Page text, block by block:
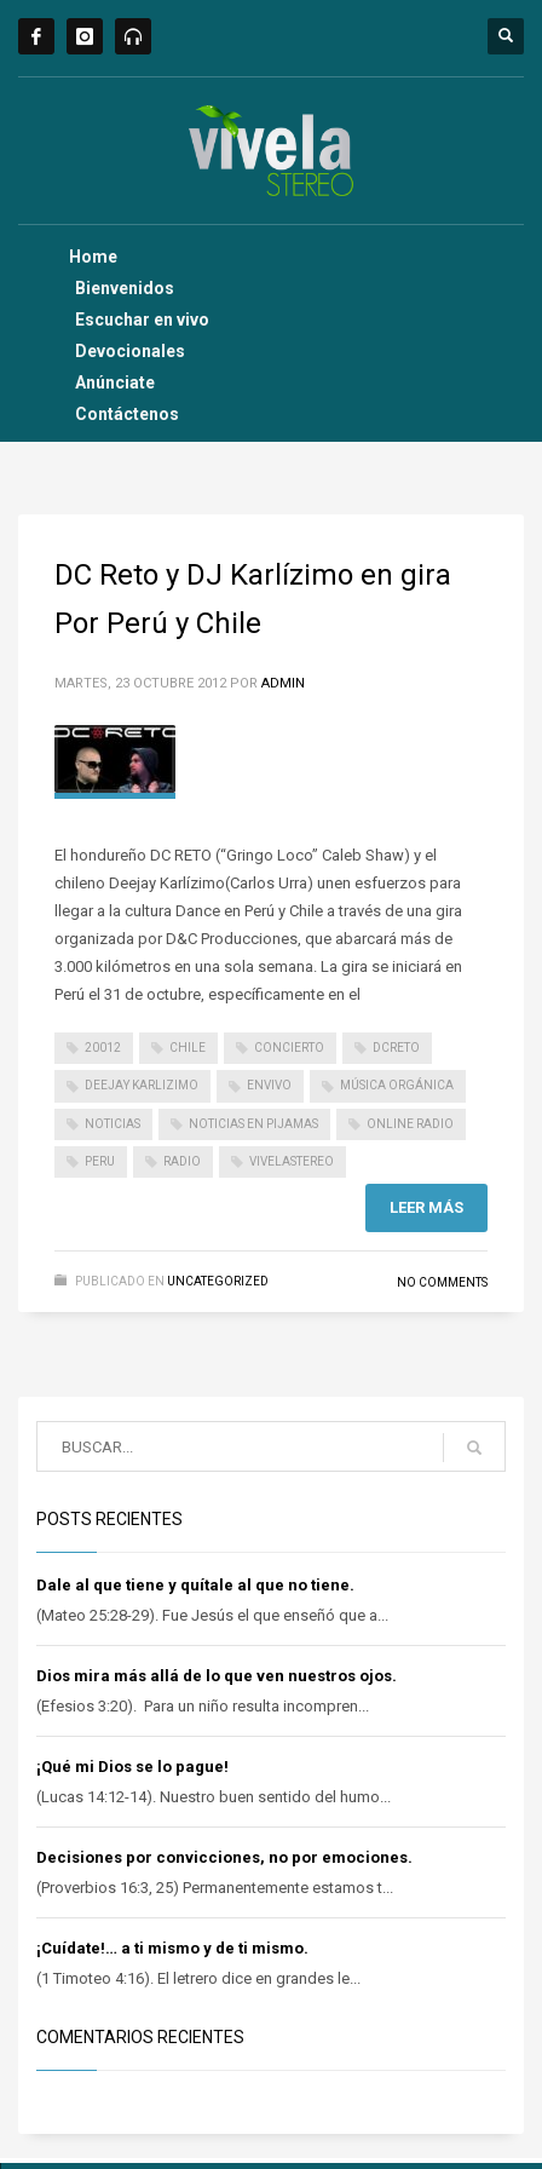
Home
Bienvenidos
Escuchar en vivo
Devocionales
Anúnciate
Contáctenos
DC Reto y DJ Karlízimo en gira
Por Perú y Chile
MARTES, 23 OCTUBRE 2012 POR ADMIN
El hondureño DC RETO (“Gringo Loco” Caleb Shaw) y el
chileno Deejay Karlízimo(Carlos Urra) unen esfuerzos para
llegar a la cultura Dance en Perú y Chile a través de una gira
organizada por D&C Producciones, que abarcará más de
3.000 kilómetros en una sola semana. La gira se iniciará en
Perú el 31 de octubre, específicamente en el
20012 CHILE CONCIERTO DCRETO
DEEJAY KARLIZIMO ENVIVO MÚSICA ORGÁNICA
NOTICIAS NOTICIAS EN PIJAMAS ONLINE RADIO
PERU RADIO VIVELASTEREO
LEER MÁS
PUBLICADO EN UNCATEGORIZED NO COMMENTS
POSTS RECIENTES
Dale al que tiene y quítale al que no tiene.
(Mateo 25:28-29). Fue Jesús el que enseñó que a...
Dios mira más allá de lo que ven nuestros ojos.
(Efesios 3:20). Para un niño resulta incompren...
¡Qué mi Dios se lo pague!
(Lucas 14:12-14). Nuestro buen sentido del humo...
Decisiones por convicciones, no por emociones.
(Proverbios 16:3, 25) Permanentemente estamos t...
¡Cuídate!… a ti mismo y de ti mismo.
(1 Timoteo 4:16). El letrero dice en grandes le...
COMENTARIOS RECIENTES